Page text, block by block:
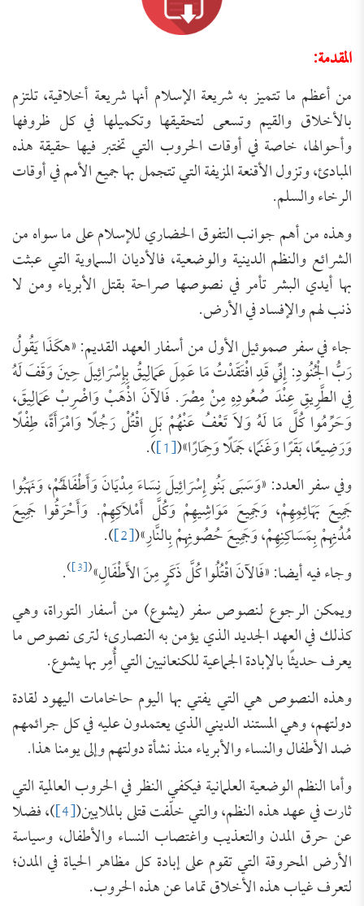
المقدمة:
من أعظم ما تتميز به شريعة الإسلام أنها شريعة أخلاقية، تلتزم
بالأخلاق والقيم وتسعى لتحقيقها وتكميلها في كل ظروفها
وأحوالها، خاصة في أوقات الحروب التي تختبر فيها حقيقة هذه
المبادئ، وتزول الأقنعة المزيفة التي تتجمل بها جميع الأمم في أوقات
الرخاء والسلم.
وهذه من أهم جوانب التفوق الحضاري للإسلام على ما سواه من
الشرائع والنظم الدينية والوضعية، فالأديان السماوية التي عبثت
بها أيدي البشر تأمر في نصوصها صراحة بقتل الأبرياء ومن لا
ذنب لهم والإفساد في الأرض.
جاء في سفر صموئيل الأول من أسفار العهد القديم: «هكَذَا يَقُولُ
رَبُّ الْجُنُودِ: إِنِّي قَدِ افْتَقَدْتُ مَا عَمِلَ عَمَالِيقُ بِإِسْرَائِيلَ حِينَ وَقَفَ لَهُ
فِي الطَّرِيقِ عِنْدَ صُعُودِهِ مِنْ مِصْرَ. فَالآنَ اذْهَبْ وَاضْرِبْ عَمَالِيقَ،
وَحَرِّمُوا كُلَّ مَا لَهُ وَلاَ تَعْفُ عَنْهُمْ بَلِ اقْتُلْ رَجُلًا وَامْرَأَةً، طِفْلًا
وَرَضِيعًا، بَقَرًا وَغَنَمًا، جَمَلًا وَحِمَارًا»([1]
).
وفي سفر العدد: «وَسَبَى بَنُو إِسْرَائِيلَ نِسَاءَ مِدْيَانَ وَأَطْفَالَهُمْ، وَنَهَبُوا
جَمِيعَ بَهَائِمِهِمْ، وَجَمِيعَ مَوَاشِيهِمْ وَكُلَّ أَمْلاَكِهِمْ. وَأَحْرَقُوا جَمِيعَ
مُدُنِهِمْ بِمَسَاكِنِهِمْ، وَجَمِيعَ حُصُونِهِمْ بِالنَّارِ»([2]
).
وجاء فيه أيضا: «فَالآنَ اقْتُلُوا كُلَّ ذَكَرٍ مِنَ الأَطْفَالِ»(
[3]
)
.
ويمكن الرجوع لنصوص سفر (يشوع) من أسفار التوراة، وهي
كذلك في العهد الجديد الذي يؤمن به النصارى؛ لترى نصوص ما
يعرف حديثًا بالإبادة الجماعية للكنعانيين التي أُمِر بها يشوع.
وهذه النصوص هي التي يفتي بها اليوم حاخامات اليهود لقادة
دولتهم، وهي المستند الديني الذي يعتمدون عليه في كل جرائمهم
ضد الأطفال والنساء والأبرياء منذ نشأة دولتهم وإلى يومنا هذا.
وأما النظم الوضعية العلمانية فيكفي النظر في الحروب العالمية التي
ثارت في عهد هذه النظم، والتي خلّفت قتلى بالملايين([4] )، فضلا
عن حرق المدن والتعذيب واغتصاب النساء والأطفال، وسياسة
الأرض المحروقة التي تقوم على إبادة كل مظاهر الحياة في المدن؛
لتعرف غياب هذه الأخلاق تماما عن هذه الحروب.